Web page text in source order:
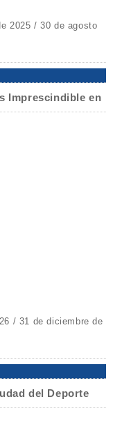
2025 / 30 de agosto
Imprescindible en
/ 31 de diciembre de
del Deporte